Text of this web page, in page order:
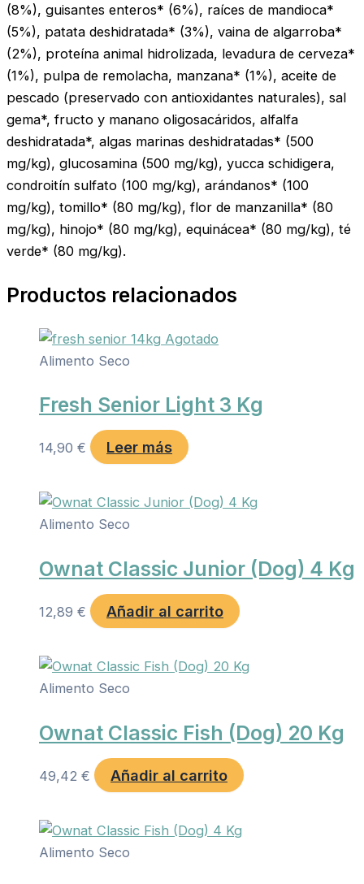
(8%), guisantes enteros* (6%), raíces de mandioca*
(5%), patata deshidratada* (3%), vaina de algarroba*
(2%), proteína animal hidrolizada, levadura de cerveza*
(1%), pulpa de remolacha, manzana* (1%), aceite de
pescado (preservado con antioxidantes naturales), sal
gema*, fructo y manano oligosacáridos, alfalfa
deshidratada*, algas marinas deshidratadas* (500
mg/kg), glucosamina (500 mg/kg), yucca schidigera,
condroitín sulfato (100 mg/kg), arándanos* (100
mg/kg), tomillo* (80 mg/kg), flor de manzanilla* (80
mg/kg), hinojo* (80 mg/kg), equinácea* (80 mg/kg), té
verde* (80 mg/kg).
Productos relacionados
Agotado
Alimento Seco
Fresh Senior Light 3 Kg
14,90 € Leer más
Alimento Seco
Ownat Classic Junior (Dog) 4 Kg
12,89 € Añadir al carrito
Alimento Seco
Ownat Classic Fish (Dog) 20 Kg
49,42 € Añadir al carrito
Alimento Seco